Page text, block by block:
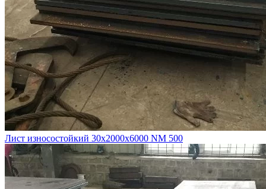
Лист износостойкий 30х2000х6000 NM 500